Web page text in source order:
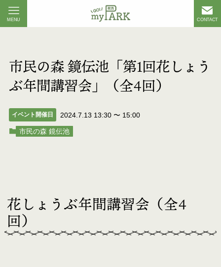
CONTACT
MENU
市民の森 鏡伝池「第1回花しょう
ぶ年間講習会」（全4回）
イベント開催日 2024.7.13 13:30 〜 15:00
市民の森 鏡伝池
花しょうぶ年間講習会（全4
回）